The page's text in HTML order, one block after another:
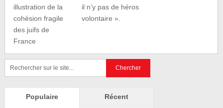
illustration de la
cohésion fragile
des juifs de
France
il n’y pas de héros
volontaire ».
Populaire Récent